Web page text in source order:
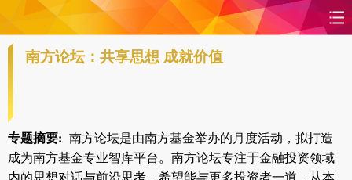
首页 时政 国际
时尚 思客 地方 法治
港澳 台湾 华人 汽车
南方论坛：共享思想 成就价值
专题摘要: 南方论坛是由南方基金举办的月度活动，拟打造
成为南方基金专业智库平台。南方论坛专注于金融投资领域
内的思想对话与前沿思考，希望能与更多投资者一道，从本